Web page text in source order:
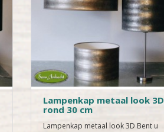
Lampenkap metaal look 3D
rond 30 cm
Lampenkap metaal look 3D Bent u